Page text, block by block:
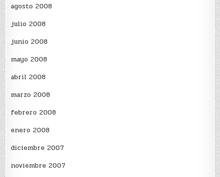
agosto 2008
julio 2008
junio 2008
mayo 2008
abril 2008
marzo 2008
febrero 2008
enero 2008
diciembre 2007
noviembre 2007